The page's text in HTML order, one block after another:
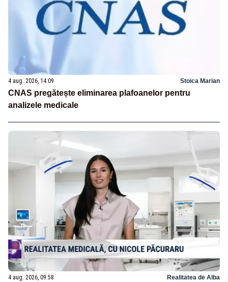
4 aug. 2026, 14:09 Stoica Marian
CNAS pregătește eliminarea plafoanelor pentru
analizele medicale
4 aug. 2026, 09:58 Realitatea de Alba